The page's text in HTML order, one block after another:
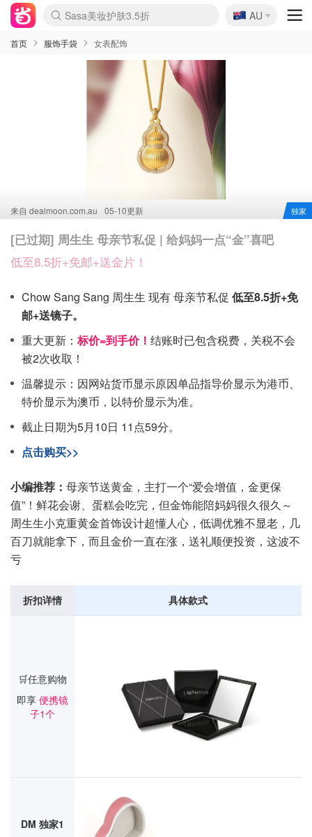
lululemon折扣上新
Sasa美妆护肤3.5折
SSENSE年中2.5折
FreshBeauty好价汇总
Cettire降价+叠9折
WWS Coles超市实拍
viagogo二手票捡漏
Myer超级周末
The Outnet奢牌1折起
David Jones 3折起
Flannels大牌1折
Perfumes Club护肤1折
AMIRO面罩$251
Amazon折扣汇总
eToro入金$200送$50
Amazon数码好物
ICONIC本周7.5折
ThedoubleF高奢地板价
Moose Knuckles 6折
丝芙兰5折起
EUFY摄像头$98
Selenichast首饰2折
Trip机票酒店促销
YSL送5件彩妆礼
Amazon家居好物
Amazon美妆护肤
雅漾大喷$8
过敏原检测盒$33
伊索独家赠50ml沐浴露
科颜氏高保湿面霜$29
SEALIFE海洋馆门票6折
丝塔芙大白罐$16
订阅Newsletter送香薰
Cult Beauty 6.8折
Harrods圣诞日历$525
LN-CC奢牌私促3折
d'Alba空姐喷雾$16
EVE LOM套装£56
Bernardelli独家4折
Adore Beauty 6折起
CT圣诞日历
Mytheresa奢品2.7折
Luxury Escapes 9折
Currentbody美容仪$881
MOON Garden Live
Roborock扫地机$649
Tingo Life水杯$24
Valentino官网5折
CR洗护套装$23
修丽可4件套$159
Myer彩妆2件7折
GANNI官网4.5折
Stylevana韩妆4折
Tessabit高奢8.5折
OGX洗发水$11
Amazon阿德莱德次日达
卡诗8.5折+赠礼
Philips Hue灯具8折
🇦🇺
AU
首页 服饰手袋 女表配饰
来自 dealmoon.com.au 05-10更新 独家
[已过期] 周生生 母亲节私促 | 给妈妈一点“金”喜吧
低至8.5折+免邮+送金片！
Chow Sang Sang 周生生 现有 母亲节私促 低至8.5折+免
邮+送镜子。
重大更新： 标价=到手价！ 结账时已包含税费，关税不会
被2次收取！
温馨提示：因网站货币显示原因单品指导价显示为港币、
特价显示为澳币，以特价显示为准。
截止日期为5月10日 11点59分。
点击购买>>
小编推荐： 母亲节送黄金，主打一个“爱会增值，金更保
值”！鲜花会谢、蛋糕会吃完，但金饰能陪妈妈很久很久～
周生生小克重黄金首饰设计超懂人心，低调优雅不显老，几
百刀就能拿下，而且金价一直在涨，送礼顺便投资，这波不
亏
折扣详情 具体款式
🛒任意购物
即享 便携镜
子1个
DM 独家1